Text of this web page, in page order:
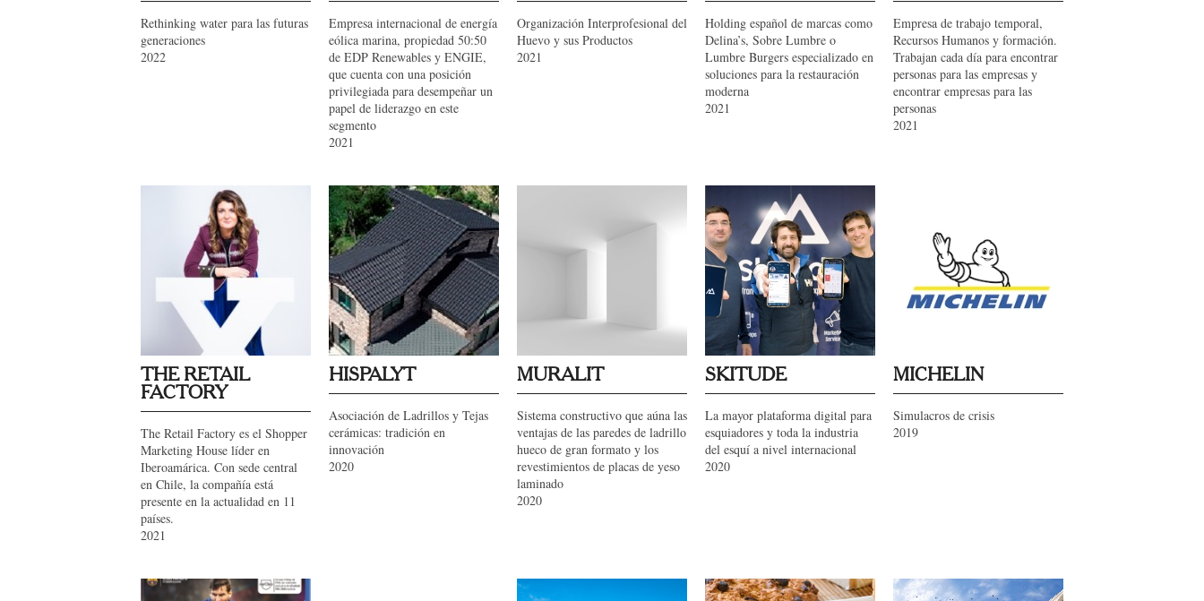
Rethinking water para las futuras
generaciones
2022
Empresa internacional de energía
eólica marina, propiedad 50:50
de EDP Renewables y ENGIE,
que cuenta con una posición
privilegiada para desempeñar un
papel de liderazgo en este
segmento
2021
Organización Interprofesional del
Huevo y sus Productos
2021
Holding español de marcas como
Delina’s, Sobre Lumbre o
Lumbre Burgers especializado en
soluciones para la restauración
moderna
2021
Empresa de trabajo temporal,
Recursos Humanos y formación.
Trabajan cada día para encontrar
personas para las empresas y
encontrar empresas para las
personas
2021
THE RETAIL
FACTORY
The Retail Factory es el Shopper
Marketing House líder en
Iberoamárica. Con sede central
en Chile, la compañía está
presente en la actualidad en 11
países.
2021
HISPALYT
Asociación de Ladrillos y Tejas
cerámicas: tradición en
innovación
2020
MURALIT
Sistema constructivo que aúna las
ventajas de las paredes de ladrillo
hueco de gran formato y los
revestimientos de placas de yeso
laminado
2020
SKITUDE
La mayor plataforma digital para
esquiadores y toda la industria
del esquí a nivel internacional
2020
MICHELIN
Simulacros de crisis
2019